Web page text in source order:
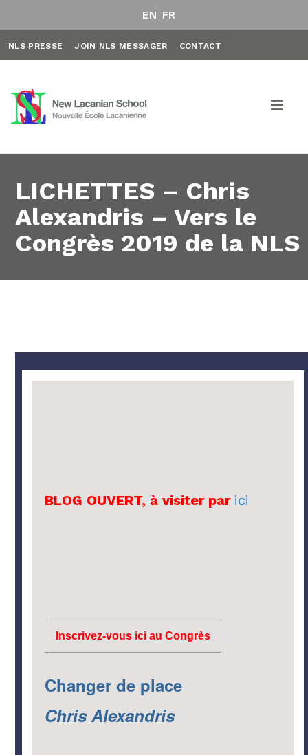
EN FR
NLS PRESSE JOIN NLS MESSAGER CONTACT
LICHETTES – Chris
Alexandris – Vers le
Congrès 2019 de la NLS
BLOG OUVERT, à visiter par ici
Inscrivez-vous ici au Congrès
Changer de place
Chris Alexandris